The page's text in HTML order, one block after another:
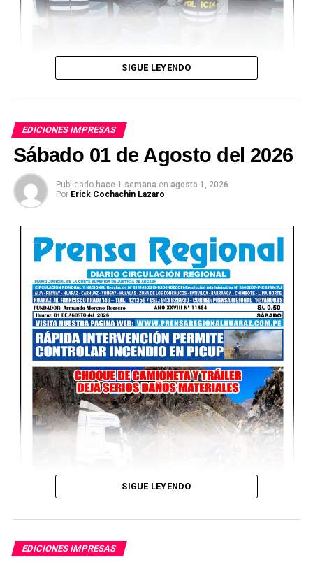
SIGUE LEYENDO
EDICIONES IMPRESAS
Sábado 01 de Agosto del 2026
Publicado hace 1 semana en agosto 1, 2026
Por Erick Cochachin Lazaro
SIGUE LEYENDO
EDICIONES IMPRESAS